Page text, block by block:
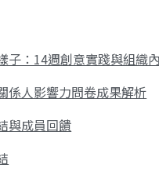
子：14週創意實踐與組織
係人影響力問卷成果解析
與成員回饋